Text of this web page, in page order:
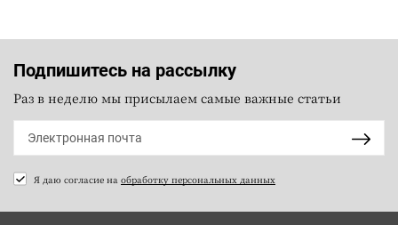
Подпишитесь на рассылку
Раз в неделю мы присылаем самые важные статьи
Я даю согласие на обработку персональных данных